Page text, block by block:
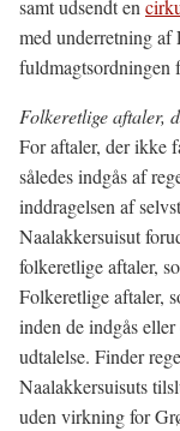
samt udsendt en
med underretning af
fuldmagtsordningen
Folkeretlige aftaler,
For aftaler, der ikke
således indgås af
inddragelsen af
Naalakkersuisut
folkeretlige aftaler,
Folkeretlige aftaler,
inden de indgås
udtalelse. Finder
Naalakkersuisuts
uden virkning for